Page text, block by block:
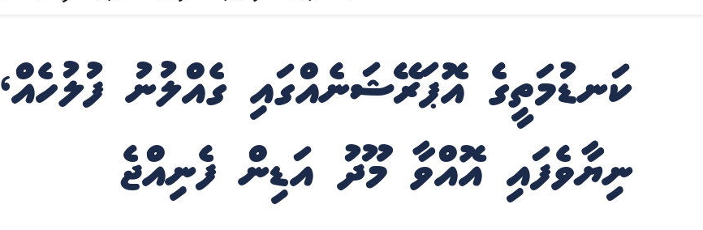
ކަނޑުމަތީގެ އޮޕަރޭޝަނެއްގައި ގެއްލުނު ފުލުހެއް،
ނިޔާވެފައި އޮއްވާ މޫދު އަޑިން ފެނިއްޖެ